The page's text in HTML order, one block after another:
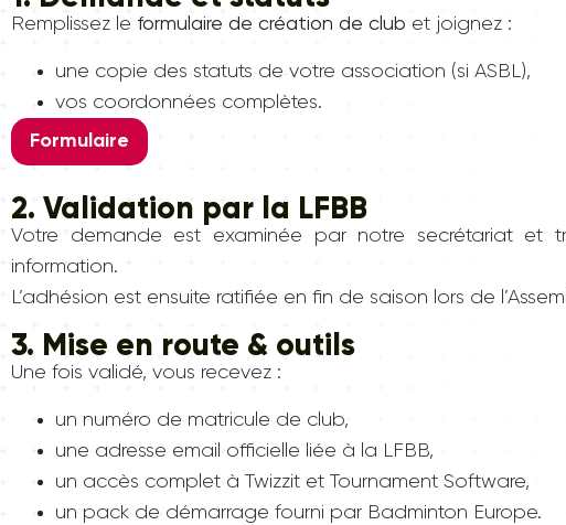
Remplissez le formulaire de création de club et joignez :
une copie des statuts de votre association (si ASBL),
vos coordonnées complètes.
Formulaire
2. Validation par la LFBB
Votre demande est examinée par notre secrétariat et
information.
L’adhésion est ensuite ratifiée en fin de saison lors de
3. Mise en route & outils
Une fois validé, vous recevez :
un numéro de matricule de club,
une adresse email officielle liée à la LFBB,
un accès complet à Twizzit et Tournament Software,
un pack de démarrage fourni par Badminton Europe.